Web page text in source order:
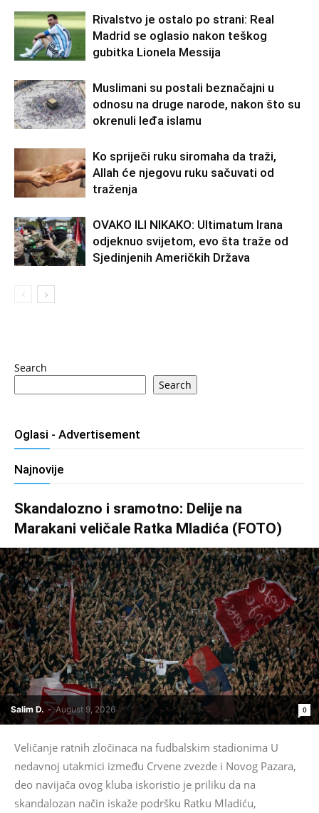
Rivalstvo je ostalo po strani: Real
Madrid se oglasio nakon teškog
gubitka Lionela Messija
Muslimani su postali beznačajni u
odnosu na druge narode, nakon što su
okrenuli leđa islamu
Ko spriječi ruku siromaha da traži,
Allah će njegovu ruku sačuvati od
traženja
OVAKO ILI NIKAKO: Ultimatum Irana
odjeknuo svijetom, evo šta traže od
Sjedinjenih Američkih Država
Search
Search
Oglasi - Advertisement
Najnovije
Skandalozno i sramotno: Delije na
Marakani veličale Ratka Mladića (FOTO)
Salim D. - August 9, 2026 0
Veličanje ratnih zločinaca na fudbalskim stadionima U
nedavnoj utakmici između Crvene zvezde i Novog Pazara,
deo navijača ovog kluba iskoristio je priliku da na
skandalozan način iskaže podršku Ratku Mladiću,